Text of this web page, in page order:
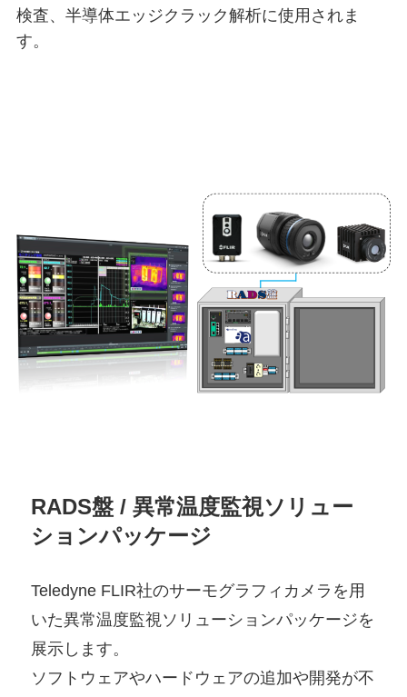
検査、半導体エッジクラック解析に使用されま
す。
RADS盤 /異常温度監視ソリュー
ションパッケージ
Teledyne FLIR社のサーモグラフィカメラを用
いた異常温度監視ソリューションパッケージを
展示します。
ソフトウェアやハードウェアの追加や開発が不